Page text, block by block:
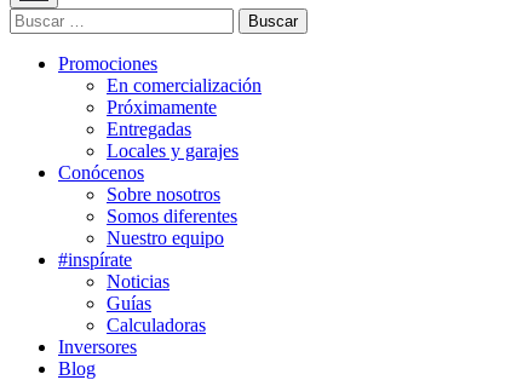
Buscar:
Promociones
En comercialización
Próximamente
Entregadas
Locales y garajes
Conócenos
Sobre nosotros
Somos diferentes
Nuestro equipo
#inspírate
Noticias
Guías
Calculadoras
Inversores
Blog